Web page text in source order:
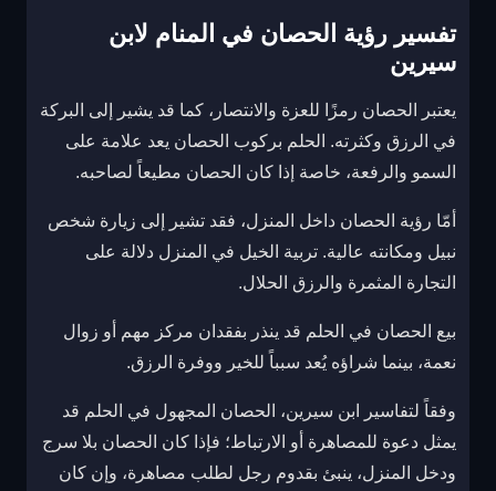
تفسير رؤية الحصان في المنام لابن
سيرين
يعتبر الحصان رمزًا للعزة والانتصار، كما قد يشير إلى البركة
في الرزق وكثرته. الحلم بركوب الحصان يعد علامة على
السمو والرفعة، خاصة إذا كان الحصان مطيعاً لصاحبه.
أمّا رؤية الحصان داخل المنزل، فقد تشير إلى زيارة شخص
نبيل ومكانته عالية. تربية الخيل في المنزل دلالة على
التجارة المثمرة والرزق الحلال.
بيع الحصان في الحلم قد ينذر بفقدان مركز مهم أو زوال
نعمة، بينما شراؤه يُعد سبباً للخير ووفرة الرزق.
وفقاً لتفاسير ابن سيرين، الحصان المجهول في الحلم قد
يمثل دعوة للمصاهرة أو الارتباط؛ فإذا كان الحصان بلا سرج
ودخل المنزل، ينبئ بقدوم رجل لطلب مصاهرة، وإن كان